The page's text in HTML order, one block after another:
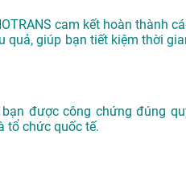
cam kết hoàn thành
quả, giúp bạn tiết kiệm thời
được công chứng đúng
tổ chức quốc tế.